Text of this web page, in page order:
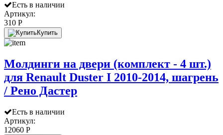
Есть в наличии
Артикул:
310 P
Купить
Молдинги на двери (комплект - 4 шт.)
для Renault Duster I 2010-2014, шагрень
/ Рено Дастер
Есть в наличии
Артикул:
12060 P